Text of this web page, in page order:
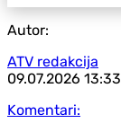
Autor:
ATV redakcija
09.07.2026 13:33
Komentari: